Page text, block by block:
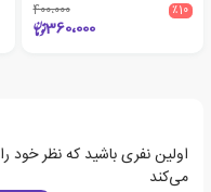
٪10 400،000
360،000
اولین نفری باشید که نظر خود
می‌کند